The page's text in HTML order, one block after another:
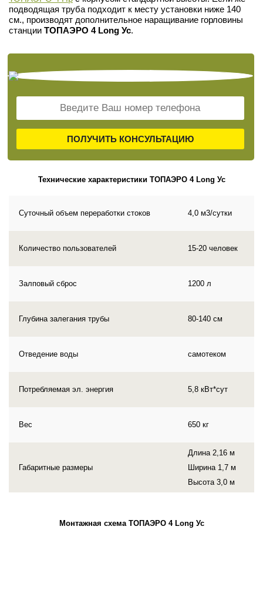
подводящая труба подходит к месту установки ниже 140
см., производят дополнительное наращивание горловины
станции ТОПАЭРО 4 Long Ус.
ПОЛУЧИТЬ КОНСУЛЬТАЦИЮ
Технические характеристики ТОПАЭРО 4 Long Ус
Суточный объем переработки стоков 4,0 м3/сутки
Количество пользователей 15-20 человек
Залповый сброс 1200 л
Глубина залегания трубы 80-140 см
Отведение воды самотеком
Потребляемая эл. энергия 5,8 кВт*сут
Вес 650 кг
Габаритные размеры
Длина 2,16 м
Ширина 1,7 м
Высота 3,0 м
Монтажная схема ТОПАЭРО 4 Long Ус